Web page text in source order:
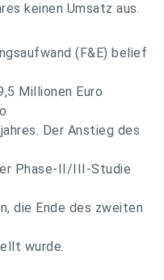
keinen Umsatz aus.
(F&E) belief
Millionen Euro
Der Anstieg des
Phase-II/III-Studie
die Ende des zweiten
wurde.